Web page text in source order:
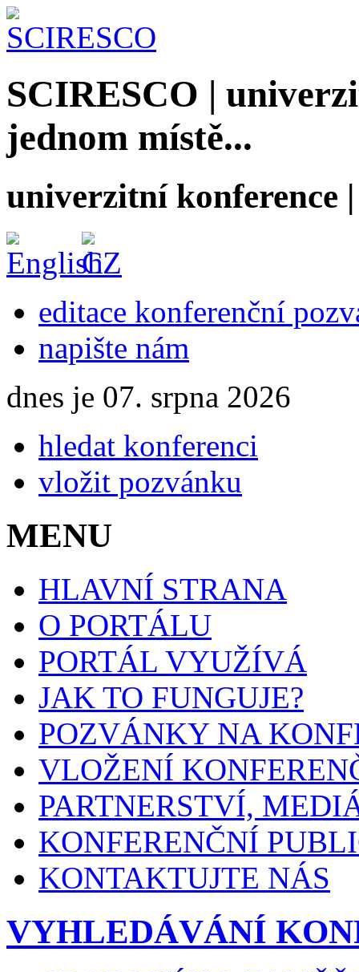
SCIRESCO |
jednom místě...
univerzitní konference
editace konferenční
napište nám
dnes je 07. srpna 2026
hledat konferenci
vložit pozvánku
MENU
HLAVNÍ STRANA
O PORTÁLU
PORTÁL VYUŽÍVÁ
JAK TO FUNGUJE?
POZVÁNKY NA
VLOŽENÍ
PARTNERSTVÍ,
KONFERENČNÍ
KONTAKTUJTE NÁS
VYHLEDÁVÁNÍ